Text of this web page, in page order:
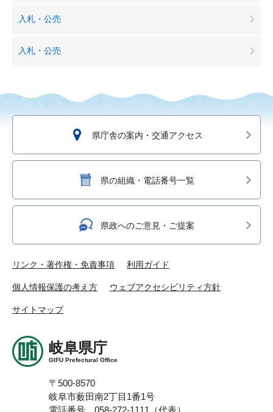
入札・公売
入札・公売
県庁舎の案内・交通アクセス
県の組織・電話番号一覧
県政へのご意見・ご提案
リンク・著作権・免責事項 利用ガイド
個人情報保護の考え方 ウェブアクセシビリティ方針
サイトマップ
岐阜県庁
GIFU Prefectural Office
〒500-8570
岐阜市薮田南2丁目1番1号
電話番号 058-272-1111（代表）